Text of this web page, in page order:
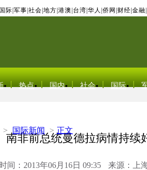
国际 军事 社会 地方 港澳 台湾 华人 侨网 财经 金融
热点 国内 社会 国际
> 国际新闻 > 正文
南非前总统曼德拉病情持续
间：2013年06月16日 09:35 来源：上